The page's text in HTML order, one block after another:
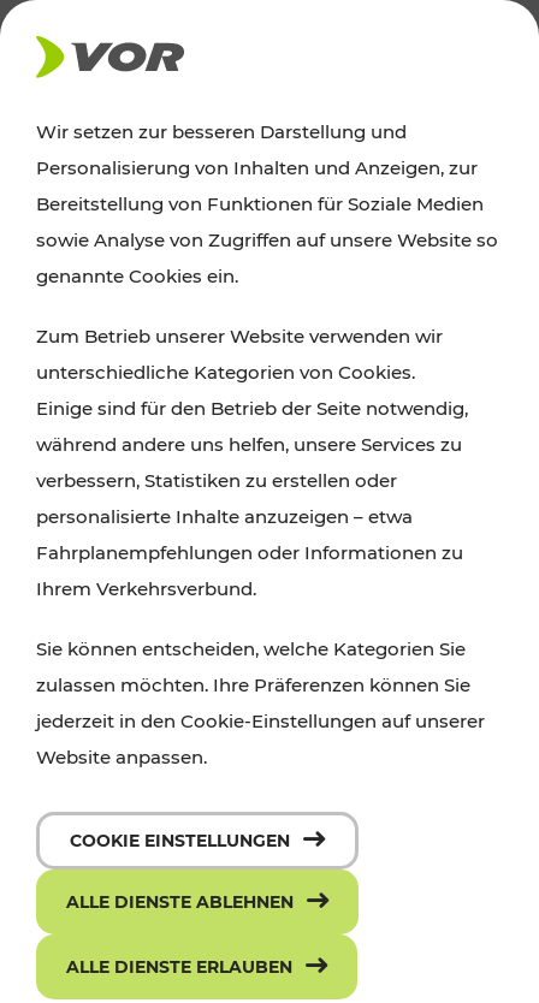
AKTUELLES
News
Alle wichtigen Meldungen zu Fahrplanänderungen,
finden Sie hier im Überblick.
Wir setzen zur besseren Darstellung und
Personalisierung von Inhalten und Anzeigen, zur
Bereitstellung von Funktionen für Soziale Medien
sowie Analyse von Zugriffen auf unsere Website so
genannte Cookies ein.
Zum Betrieb unserer Website verwenden wir
unterschiedliche Kategorien von Cookies.
Einige sind für den Betrieb der Seite notwendig,
während andere uns helfen, unsere Services zu
verbessern, Statistiken zu erstellen oder
personalisierte Inhalte anzuzeigen – etwa
Fahrplanempfehlungen oder Informationen zu
Ihrem Verkehrsverbund.
Sie können entscheiden, welche Kategorien Sie
zulassen möchten. Ihre Präferenzen können Sie
jederzeit in den Cookie-Einstellungen auf unserer
Website anpassen.
COOKIE EINSTELLUNGEN
ALLE DIENSTE ABLEHNEN
ALLE DIENSTE ERLAUBEN